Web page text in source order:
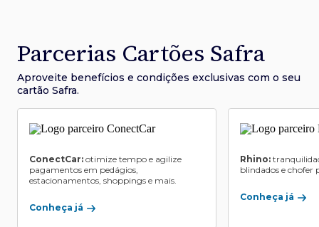
Parcerias Cartões Safra
Aproveite benefícios e condições exclusivas com o seu
cartão Safra.
ConectCar: otimize tempo e agilize
pagamentos em pedágios,
estacionamentos, shoppings e mais.
Conheça já
Rhino:
blindados e chofer
Conheça já